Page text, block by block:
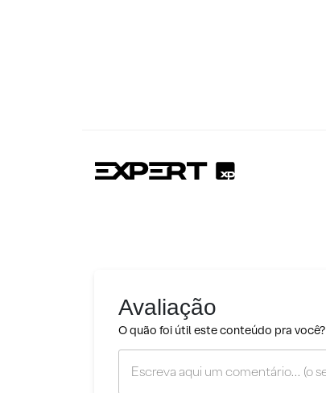
Avaliação
O quão foi útil este conteúdo pra você?